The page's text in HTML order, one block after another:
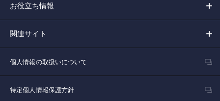
お役立ち情報
関連サイト
個人情報の取扱いについて
特定個人情報保護方針